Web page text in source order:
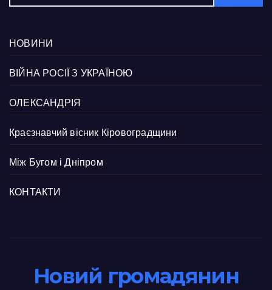
НОВИНИ
ВІЙНА РОСІЇ З УКРАЇНОЮ
ОЛЕКСАНДРІЯ
Краєзнавчий вісник Кіровоградщини
Між Бугом і Дніпром
КОНТАКТИ
Новий громадянин